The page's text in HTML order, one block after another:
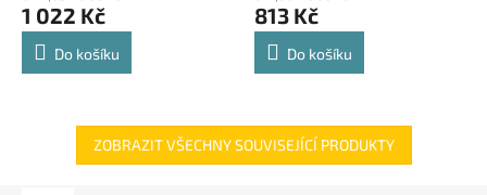
1 022 Kč
Do košíku
813 Kč
Do košíku
ZOBRAZIT VŠECHNY SOUVISEJÍCÍ PRODUKTY